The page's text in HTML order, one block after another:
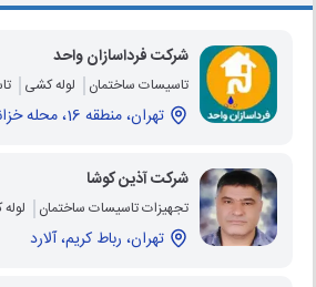
شرکت فرداسازان واحد
تاسیسات ساختمان لوله کشی
تهران، منطقه 16، محله خزانه، بزرگراه بعثت
شرکت آذین کوشا
تجهیزات تاسیسات ساختمان
تهران، رباط کریم، آلارد